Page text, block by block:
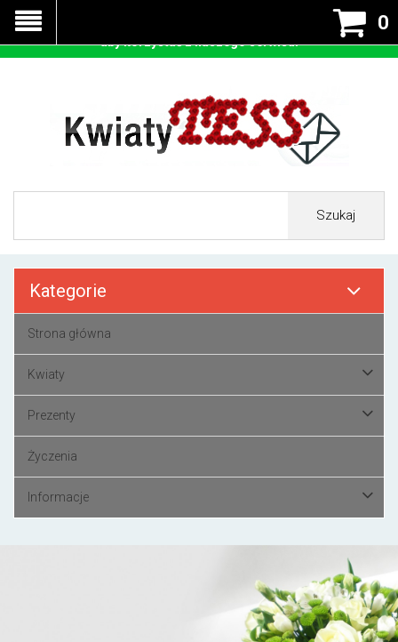
0
Szukaj
Kategorie
Strona główna
Kwiaty
Prezenty
Życzenia
Informacje
Nasza strona korzysta z cookies - czyli tzw ciastek w celu
prawidłowego działania. Zaakceptuj przyjmowanie cookies
aby korzystać z naszego serwisu.